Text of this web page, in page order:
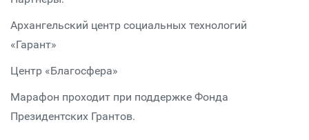
Архангельский центр социальных технологий
«Гарант»
Центр «Благосфера»
Марафон проходит при поддержке Фонда
Президентских Грантов.